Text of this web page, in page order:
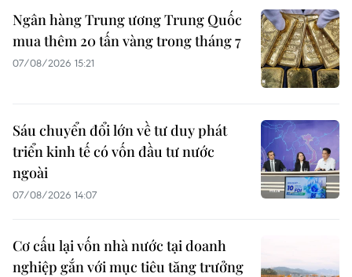
Ngân hàng Trung ương Trung Quốc
mua thêm 20 tấn vàng trong tháng 7
07/08/2026 15:21
Sáu chuyển đổi lớn về tư duy phát
triển kinh tế có vốn đầu tư nước
ngoài
07/08/2026 14:07
Cơ cấu lại vốn nhà nước tại doanh
nghiệp gắn với mục tiêu tăng trưởng